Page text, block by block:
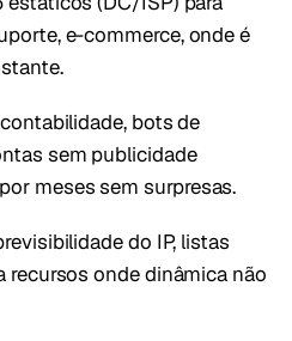
e-commerce, onde é
bots de
sem publicidade
meses sem surpresas.
do IP, listas
recursos onde dinâmica não